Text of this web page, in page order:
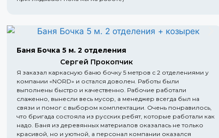
Баня Бочка 5 м. 2 отделения
Сергей Прокопчик
Я заказал каркасную баню бочку 5 метров с 2 отделениями у
компании «NORD» и остался доволен. Работы были
выполнены быстро и качественно. Рабочие работали
слаженно, вынесли весь мусор, а менеджер всегда был на
связи и помог с выбором комплектации. Очень понравилось,
что бригада состояла из русских ребят, которые работали как
надо. Баня из деревянных материалов оказалась не только
красивой, но и уютной, а персонал компании оказался